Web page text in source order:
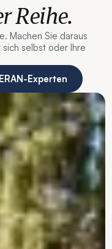
Reihe.
Machen Sie daraus
selbst oder Ihre
Experten